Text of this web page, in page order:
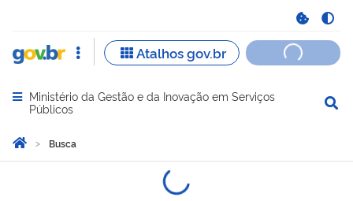
Abrir menu principal de navegação
Ministério da Gestão e da Inovação em Serviços
Públicos
Você está aqui:
Página Inicial
Busca